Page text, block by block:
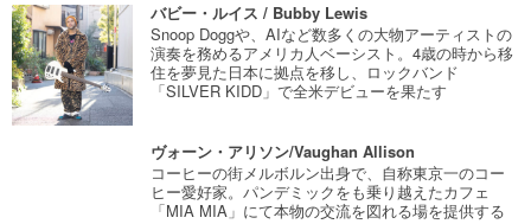
バビー・ルイス / Bubby Lewis
Snoop Doggや、AIなど数多くの大物アーティストの
演奏を務めるアメリカ人ベーシスト。4歳の時から移
住を夢見た日本に拠点を移し、ロックバンド
「SILVER KIDD」で全米デビューを果たす
ヴォーン・アリソン/Vaughan Allison
コーヒーの街メルボルン出身で、自称東京一のコー
ヒー愛好家。パンデミックをも乗り越えたカフェ
「MIA MIA」にて本物の交流を図れる場を提供する